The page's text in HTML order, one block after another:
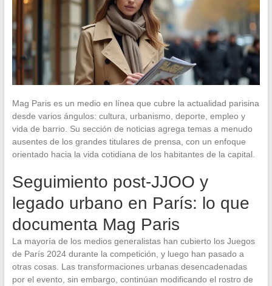
Mag Paris es un medio en línea que cubre la actualidad parisina
desde varios ángulos: cultura, urbanismo, deporte, empleo y
vida de barrio. Su sección de noticias agrega temas a menudo
ausentes de los grandes titulares de prensa, con un enfoque
orientado hacia la vida cotidiana de los habitantes de la capital.
Seguimiento post-JJOO y
legado urbano en París: lo que
documenta Mag Paris
La mayoría de los medios generalistas han cubierto los Juegos
de París 2024 durante la competición, y luego han pasado a
otras cosas. Las transformaciones urbanas desencadenadas
por el evento, sin embargo, continúan modificando el rostro de